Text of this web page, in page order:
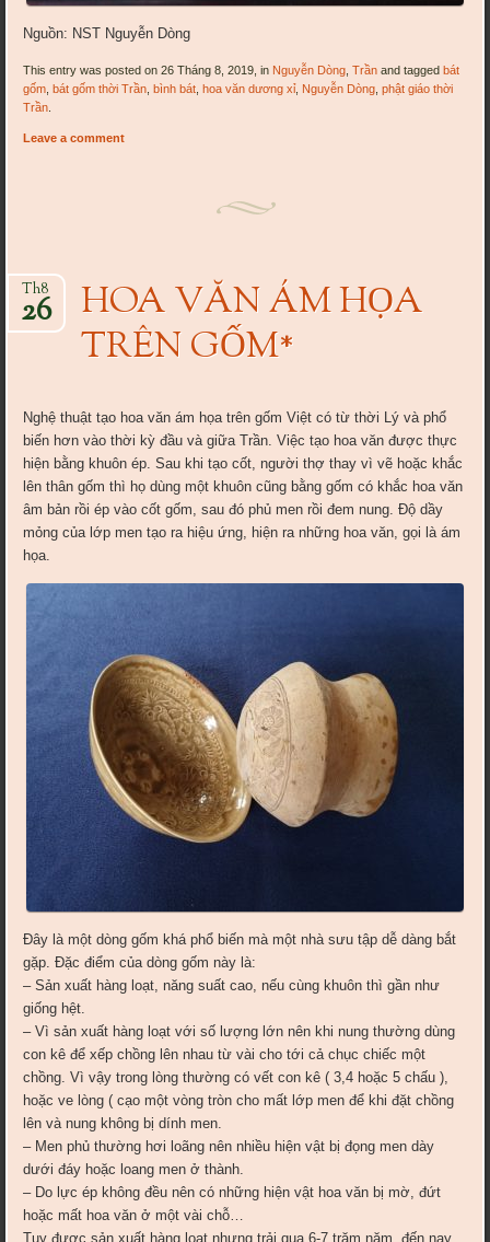
Nguồn: NST Nguyễn Dòng
This entry was posted on 26 Tháng 8, 2019, in Nguyễn Dòng ,Trần and taggedbát
gốm ,bát gốm thời Trần ,bình bát ,hoa văn dương xỉ, Nguyễn Dòng ,phật giáo thời
Trần
Leave a comment
HOA VĂN ÁM HỌA
TRÊN GỐM*
Th8
26
Nghệ thuật tạo hoa văn ám họa trên gốm Việt có từ thời Lý và phổ
biến hơn vào thời kỳ đầu và giữa Trần. Việc tạo hoa văn được thực
hiện bằng khuôn ép. Sau khi tạo cốt, người thợ thay vì vẽ hoặc khắc
lên thân gốm thì họ dùng một khuôn cũng bằng gốm có khắc hoa văn
âm bản rồi ép vào cốt gốm, sau đó phủ men rồi đem nung. Độ dầy
mỏng của lớp men tạo ra hiệu ứng, hiện ra những hoa văn, gọi là ám
họa.
Đây là một dòng gốm khá phổ biến mà một nhà sưutập dễ dàng bắt
gặp. Đặc điểm của dòng gốm này là:
– Sản xuất hàng loạt, năng suất cao, nếu cùng khuôn thì gần như
giống hệt.
– Vì sản xuất hàng loạt với số lượng lớn nên khi nung thường dùng
con kê để xếp chồng lên nhau từ vài cho tới cả chục chiếc một
chồng. Vì vậy trong lòng thường có vết con kê ( 3,4 hoặc 5 chấu ),
hoặc ve lòng ( cạo một vòng tròn cho mất lớp men để khi đặt chồng
lên và nung không bị dính men.
– Men phủ thường hơi loãng nên nhiều hiện vật bị đọng men dày
dưới đáy hoặc loang men ở thành.
– Do lực ép không đều nên có những hiện vật hoa văn bị mờ, đứt
hoặc mất hoa văn ở một vài chỗ…
Tuy được sản xuất hàng loạt nhưng trải qua 6-7 trăm năm, đến nay